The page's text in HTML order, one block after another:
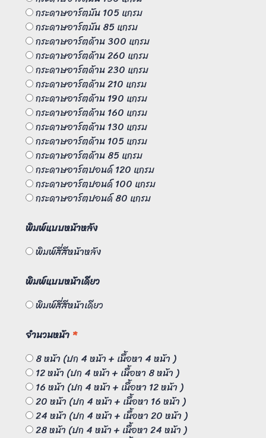
กระดาษอาร์ตมัน 105 แกรม
กระดาษอาร์ตมัน 85 แกรม
กระดาษอาร์ตด้าน 300 แกรม
กระดาษอาร์ตด้าน 260 แกรม
กระดาษอาร์ตด้าน 230 แกรม
กระดาษอาร์ตด้าน 210 แกรม
กระดาษอาร์ตด้าน 190 แกรม
กระดาษอาร์ตด้าน 160 แกรม
กระดาษอาร์ตด้าน 130 แกรม
กระดาษอาร์ตด้าน 105 แกรม
กระดาษอาร์ตด้าน 85 แกรม
กระดาษอาร์ตปอนด์ 120 แกรม
กระดาษอาร์ตปอนด์ 100 แกรม
กระดาษอาร์ตปอนด์ 80 แกรม
พิมพ์แบบหน้าหลัง
พิมพ์สี่สีหน้าหลัง
พิมพ์แบบหน้าเดียว
พิมพ์สี่สีหน้าเดียว
จำนวนหน้า *
8 หน้า (ปก 4 หน้า + เนื้อหา 4 หน้า )
12 หน้า (ปก 4 หน้า + เนื้อหา 8 หน้า )
16 หน้า (ปก 4 หน้า + เนื้อหา 12 หน้า )
20 หน้า (ปก 4 หน้า + เนื้อหา 16 หน้า )
24 หน้า (ปก 4 หน้า + เนื้อหา 20 หน้า )
28 หน้า (ปก 4 หน้า + เนื้อหา 24 หน้า )